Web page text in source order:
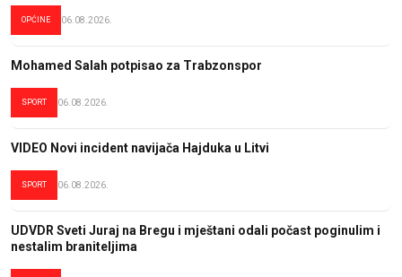
OPĆINE 06.08.2026.
Mohamed Salah potpisao za Trabzonspor
SPORT 06.08.2026.
VIDEO Novi incident navijača Hajduka u Litvi
SPORT 06.08.2026.
UDVDR Sveti Juraj na Bregu i mještani odali počast poginulim i
nestalim braniteljima